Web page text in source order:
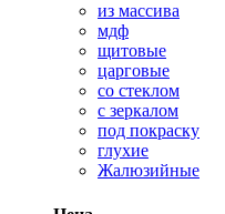
из массива
мдф
щитовые
царговые
со стеклом
с зеркалом
под покраску
глухие
Жалюзийные